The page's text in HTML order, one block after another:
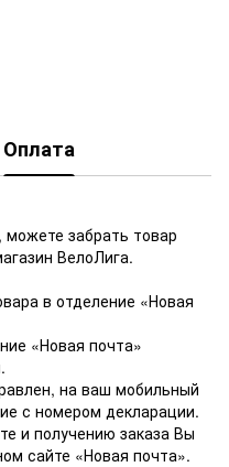
Оплата
забрать товар
ВелоЛига.
в отделение «Новая
«Новая почта»
на ваш мобильный
с номером декларации.
и получению заказа Вы
сайте «Новая почта».